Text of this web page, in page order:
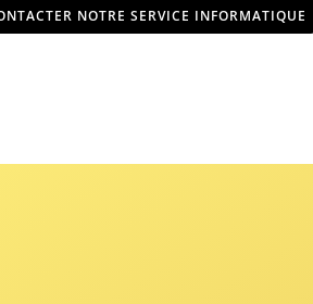
NOTRE SERVICE INFORMATIQUE